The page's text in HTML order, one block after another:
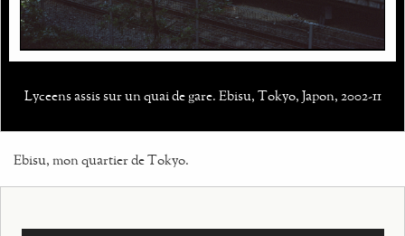
Lyceens assis sur un quai de gare. Ebisu, Tokyo, Japon, 2002-11
Ebisu, mon quartier de Tokyo.